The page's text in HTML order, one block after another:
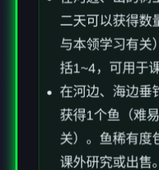
二天可以获得数
与本领学习有关
括1~4，可用于
在河边、海边垂
获得1个鱼（难
关）。鱼稀有度
课外研究或出售。